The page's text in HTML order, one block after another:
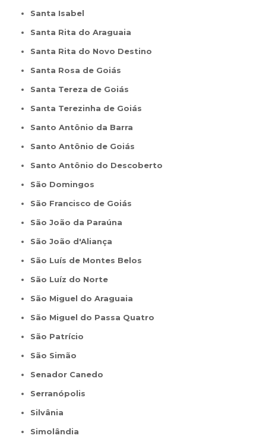
Santa Isabel
Santa Rita do Araguaia
Santa Rita do Novo Destino
Santa Rosa de Goiás
Santa Tereza de Goiás
Santa Terezinha de Goiás
Santo Antônio da Barra
Santo Antônio de Goiás
Santo Antônio do Descoberto
São Domingos
São Francisco de Goiás
São João da Paraúna
São João d'Aliança
São Luís de Montes Belos
São Luíz do Norte
São Miguel do Araguaia
São Miguel do Passa Quatro
São Patrício
São Simão
Senador Canedo
Serranópolis
Silvânia
Simolândia